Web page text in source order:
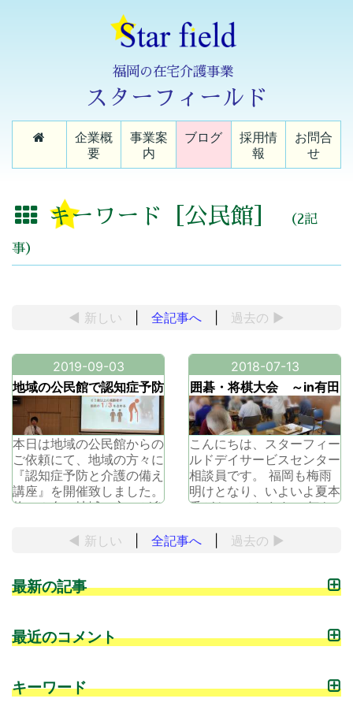
福岡の在宅介護事業
スターフィールド
企業概
要
事業案
内
ブログ
採用情
報
お問合
せ
キーワード［公民館］ （2記
事）
◀ 新しい 全記事へ 過去の ▶
2019-09-03
地域の公民館で認知症予防
と介護の備え講座を行いま
した！
本日は地域の公民館からの
ご依頼にて、地域の方々に
『認知症予防と介護の備え
講座』を開催致しました。
約４０名の地域の方々が参
に耳を傾けて頂けました！
いになるほど。認知症予防
公民館で
2018-07-13
囲碁・将棋大会 ～in有田
公民館～
こんにちは、スターフィー
ルドデイサービスセンター
相談員です。 福岡も梅雨
明けとなり、いよいよ夏本
番がやってきます。 何も
今日この頃。 皆様も熱中
いね(^o^)丿 さて、今回は
◀ 新しい 全記事へ 過去の ▶
最新の記事
最近のコメント
キーワード